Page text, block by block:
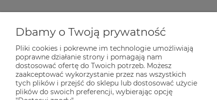
Zakupy
Pomoc
Dla Ciebie
Dbamy o Twoją prywatność
Pliki cookies i pokrewne im technologie umożliwiają
poprawne działanie strony i pomagają nam
dostosować ofertę do Twoich potrzeb. Możesz
zaakceptować wykorzystanie przez nas wszystkich
tych plików i przejść do sklepu lub dostosować użycie
plików do swoich preferencji, wybierając opcję